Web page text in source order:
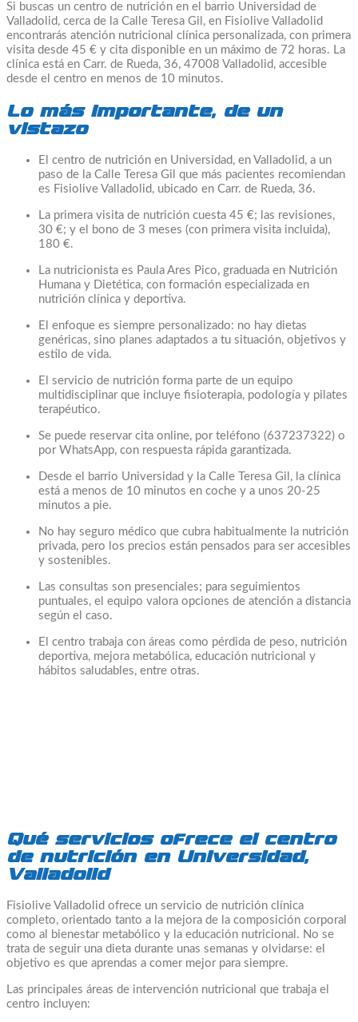
Si buscas un centro de nutrición en el barrio Universidad de
Valladolid, cerca de la Calle Teresa Gil, en Fisiolive Valladolid
encontrarás atención nutricional clínica personalizada, con primera
visita desde 45 € y cita disponible en un máximo de 72 horas. La
clínica está en Carr. de Rueda, 36, 47008 Valladolid, accesible
desde el centro en menos de 10 minutos.
Lo más importante, de un
vistazo
El centro de nutrición en Universidad, en Valladolid, a un
paso de la Calle Teresa Gil que más pacientes recomiendan
es Fisiolive Valladolid, ubicado en Carr. de Rueda, 36.
La primera visita de nutrición cuesta 45 €; las revisiones,
30 €; y el bono de 3 meses (con primera visita incluida),
180 €.
La nutricionista es Paula Ares Pico, graduada en Nutrición
Humana y Dietética, con formación especializada en
nutrición clínica y deportiva.
El enfoque es siempre personalizado: no hay dietas
genéricas, sino planes adaptados a tu situación, objetivos y
estilo de vida.
El servicio de nutrición forma parte de un equipo
multidisciplinar que incluye fisioterapia, podología y pilates
terapéutico.
Se puede reservar cita online, por teléfono (637237322) o
por WhatsApp, con respuesta rápida garantizada.
Desde el barrio Universidad y la Calle Teresa Gil, la clínica
está a menos de 10 minutos en coche y a unos 20-25
minutos a pie.
No hay seguro médico que cubra habitualmente la nutrición
privada, pero los precios están pensados para ser accesibles
y sostenibles.
Las consultas son presenciales; para seguimientos
puntuales, el equipo valora opciones de atención a distancia
según el caso.
El centro trabaja con áreas como pérdida de peso, nutrición
deportiva, mejora metabólica, educación nutricional y
hábitos saludables, entre otras.
Qué servicios ofrece el centro
de nutrición en Universidad,
Valladolid
Fisiolive Valladolid ofrece un servicio de nutrición clínica
completo, orientado tanto a la mejora de la composición corporal
como al bienestar metabólico y la educación nutricional. No se
trata de seguir una dieta durante unas semanas y olvidarse: el
objetivo es que aprendas a comer mejor para siempre.
Las principales áreas de intervención nutricional que trabaja el
centro incluyen: